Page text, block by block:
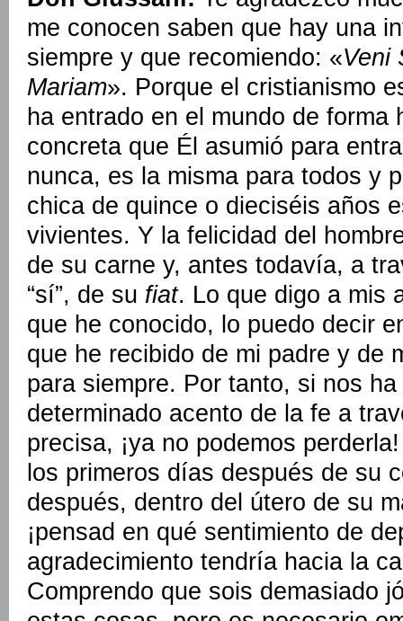
me conocen saben que hay una
siempre y que recomiendo: «Veni
Mariam». Porque el cristianismo
ha entrado en el mundo de forma
concreta que Él asumió para
nunca, es la misma para todos y
chica de quince o dieciséis años
vivientes. Y la felicidad del
de su carne y, antes todavía, a
“sí”, de su fiat. Lo que digo a mis
que he conocido, lo puedo decir
que he recibido de mi padre y de
para siempre. Por tanto, si nos
determinado acento de la fe a
precisa, ¡ya no podemos
los primeros días después de su
después, dentro del útero de su
¡pensad en qué sentimiento de
agradecimiento tendría hacia la
Comprendo que sois demasiado